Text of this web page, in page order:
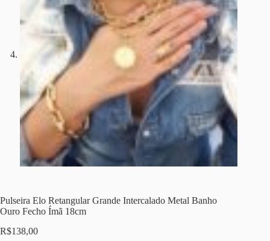
Pulseira Elo Retangular Grande Intercalado Metal Banho
Ouro Fecho Ímã 18cm
R$138,00